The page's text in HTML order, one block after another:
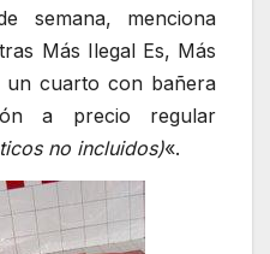
semana, menciona
Más Ilegal Es, Más
un cuarto con bañera
a precio regular
no incluidos)«.